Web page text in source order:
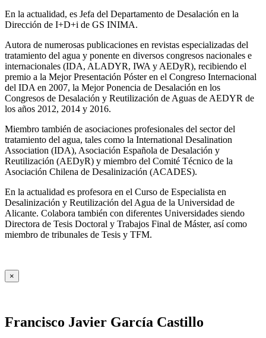
En la actualidad, es Jefa del Departamento de Desalación en la
Dirección de I+D+i de GS INIMA.
Autora de numerosas publicaciones en revistas especializadas del
tratamiento del agua y ponente en diversos congresos nacionales e
internacionales (IDA, ALADYR, IWA y AEDyR), recibiendo el
premio a la Mejor Presentación Póster en el Congreso Internacional
del IDA en 2007, la Mejor Ponencia de Desalación en los
Congresos de Desalación y Reutilización de Aguas de AEDYR de
los años 2012, 2014 y 2016.
Miembro también de asociaciones profesionales del sector del
tratamiento del agua, tales como la International Desalination
Association (IDA), Asociación Española de Desalación y
Reutilización (AEDyR) y miembro del Comité Técnico de la
Asociación Chilena de Desalinización (ACADES).
En la actualidad es profesora en el Curso de Especialista en
Desalinización y Reutilización del Agua de la Universidad de
Alicante. Colabora también con diferentes Universidades siendo
Directora de Tesis Doctoral y Trabajos Final de Máster, así como
miembro de tribunales de Tesis y TFM.
×
Francisco Javier García Castillo